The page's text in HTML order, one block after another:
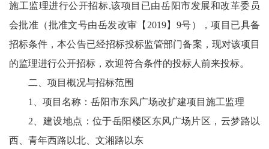
施工监理进行公开招标,该项目已由岳阳市发展和改革委员
会批准（批准文号由岳发改审【2019】9号），项目已具备
招标条件，本公告已经招标投标监管部门备案，现对该项目
的监理进行公开招标，欢迎符合条件的投标人前来投标。
二、项目概况与招标范围
1、项目名称：岳阳市东风广场改扩建项目施工监理
2、建设地点：位于岳阳楼区东风广场片区，云梦路以
西、青年西路以北、文湘路以东